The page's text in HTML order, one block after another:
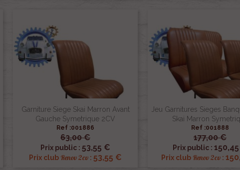
Garniture Siege Skai Marron Avant
Gauche Symetrique 2CV
Ref :001886
63,00 €
Prix public : 53,55 €
Prix club Renov 2cv : 53,55 €
 Aperçu rapide
Jeu Garnitures Sieges
Skai Marron
Ref :001888
177,00 €
Prix public :
Prix club Renov 2cv :
 Aperçu